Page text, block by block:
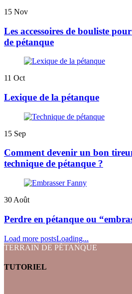
15 Nov
Les accessoires de bouliste
de pétanque
11 Oct
Lexique de la pétanque
15 Sep
Comment devenir un bon
technique de pétanque ?
30 Août
Perdre en pétanque ou
Load more postsLoading...
TERRAIN DE PÉTANQUE
TUTORIEL